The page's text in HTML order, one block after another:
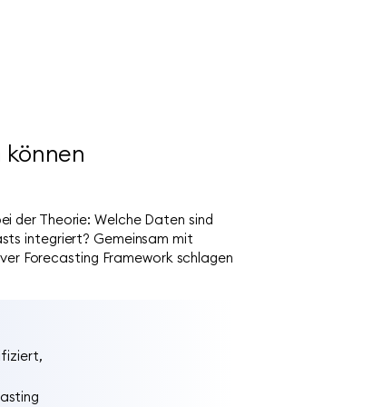
der Theorie: Welche Daten sind
integriert? Gemeinsam mit
Forecasting Framework schlagen